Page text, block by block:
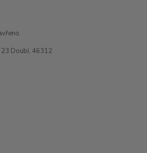
Doubí, 46312